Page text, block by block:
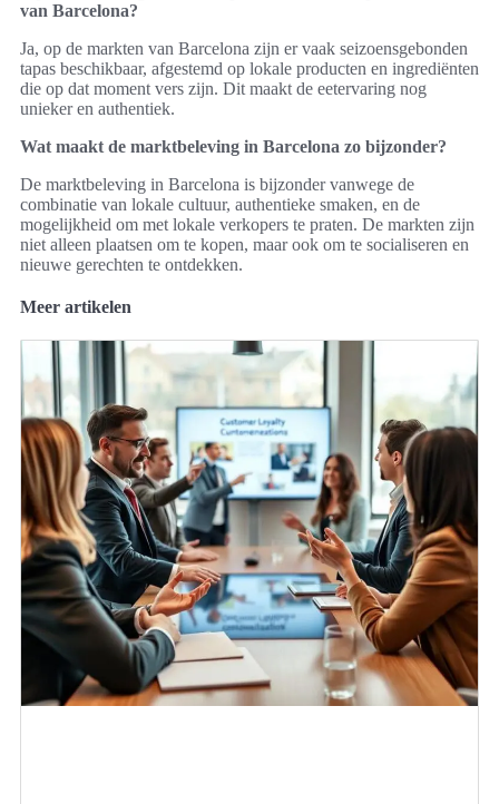
van Barcelona?
Ja, op de markten van Barcelona zijn er vaak seizoensgebonden
tapas beschikbaar, afgestemd op lokale producten en ingrediënten
die op dat moment vers zijn. Dit maakt de eetervaring nog
unieker en authentiek.
Wat maakt de marktbeleving in Barcelona zo bijzonder?
De marktbeleving in Barcelona is bijzonder vanwege de
combinatie van lokale cultuur, authentieke smaken, en de
mogelijkheid om met lokale verkopers te praten. De markten zijn
niet alleen plaatsen om te kopen, maar ook om te socialiseren en
nieuwe gerechten te ontdekken.
Meer artikelen